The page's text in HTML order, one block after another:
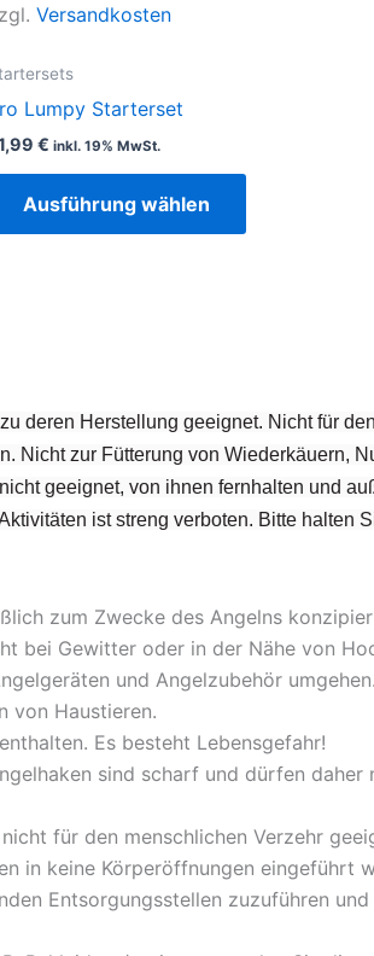
Versandkosten
Lumpy Starterset
€ inkl. 19% MwSt.
Ausführung wählen
auf
deren Herstellung geeignet. Nicht für
Nicht zur Fütterung von Wiederkäuern,
geeignet, von ihnen fernhalten und
ist streng verboten. Bitte halten
zum Zwecke des Angelns
bei Gewitter oder in der Nähe von
und Angelzubehör umgehen.
von Haustieren.
Es besteht Lebensgefahr!
sind scharf und dürfen
für den menschlichen Verzehr
in keine Körperöffnungen eingeführt
Entsorgungsstellen zuzuführen